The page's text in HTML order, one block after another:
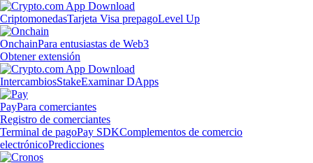
CriptomonedasTarjeta Visa prepagoLevel Up
OnchainPara entusiastas de Web3
Obtener extensión
IntercambiosStakeExaminar DApps
PayPara comerciantes
Registro de comerciantes
Terminal de pagoPay SDKComplementos de comercio
electrónicoPredicciones